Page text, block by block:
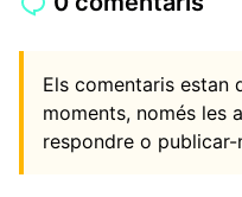
Els comentaris estan
moments, només les
respondre o publicar-